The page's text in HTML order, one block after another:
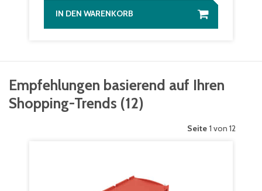
IN DEN WARENKORB
Empfehlungen basierend auf Ihren
Shopping-Trends (12)
Seite 1 von 12